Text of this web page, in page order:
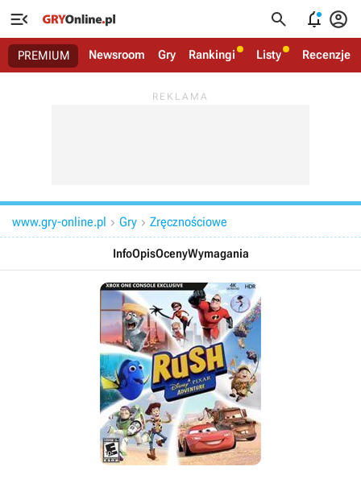
   
PREMIUM Newsroom Gry Rankingi Listy Recenzje
www.gry-online.pl  Gry  Zręcznościowe
InfoOpisOcenyWymagania